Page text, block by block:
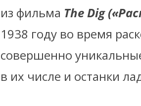
из фильма The Dig
1938 году во время
совершенно
в их числе и останки